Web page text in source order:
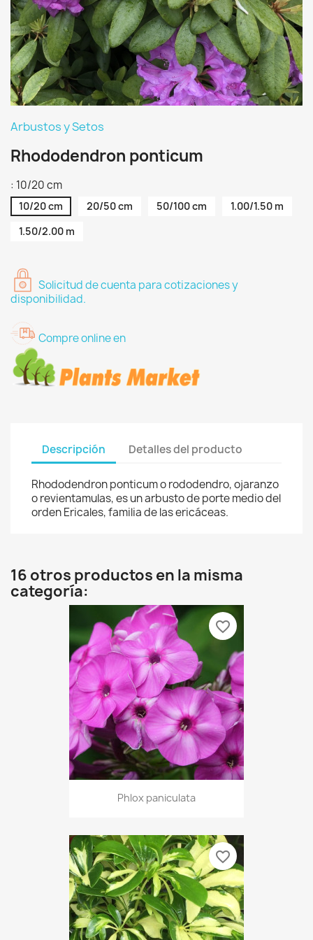
Arbustos y Setos
Rhododendron ponticum
: 10/20 cm
10/20 cm 20/50 cm 50/100 cm
1.00/1.50 m
1.50/2.00 m
Solicitud de cuenta para cotizaciones y
disponibilidad.
Compre online en
Descripción Detalles del producto
Rhododendron ponticum o rododendro, ojaranzo
o revientamulas, es un arbusto de porte medio del
orden Ericales, familia de las ericáceas.
16 otros productos en la misma
categoría:
Phlox paniculata
favorite_border
favorite_border